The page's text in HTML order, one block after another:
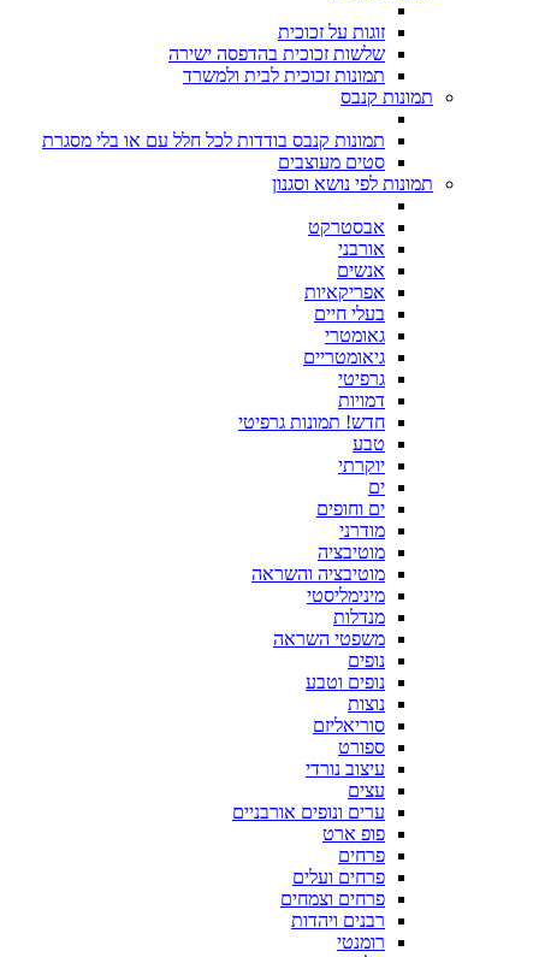
זוגות על זכוכית
שלשות זכוכית בהדפסה ישירה
תמונות זכוכית לבית ולמשרד
תמונות קנבס
תמונות קנבס בודדות לכל חלל עם או בלי מסגרת
סטים מעוצבים
תמונות לפי נושא וסגנון
אבסטרקט
אורבני
אנשים
אפריקאיות
בעלי חיים
גאומטרי
גיאומטריים
גרפיטי
דמויות
חדש! תמונות גרפיטי
טבע
יוקרתי
ים
ים וחופים
מודרני
מוטיבציה
מוטיבציה והשראה
מינימליסטי
מנדלות
משפטי השראה
נופים
נופים וטבע
נוצות
סוריאליזם
ספורט
עיצוב נורדי
עצים
ערים ונופים אורבניים
פופ ארט
פרחים
פרחים ועלים
פרחים וצמחים
רבנים ויהדות
רומנטי